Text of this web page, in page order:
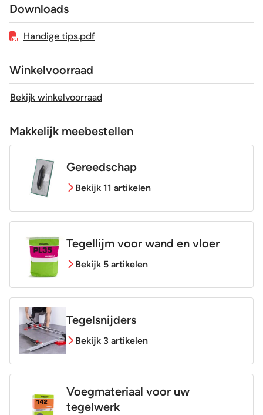
Geschikt voor vloerverwarming
Downloads
Handige tips.pdf
Winkelvoorraad
Bekijk winkelvoorraad
Makkelijk meebestellen
Gereedschap
Bekijk 11 artikelen
Tegellijm voor wand en vloer
Bekijk 5 artikelen
Tegelsnijders
Bekijk 3 artikelen
Voegmateriaal voor uw
tegelwerk